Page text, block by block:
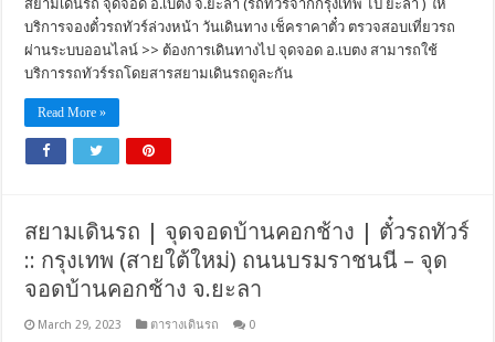
สยามเดินรถ จุดจอด อ.เบตง จ.ยะลา (รถทัวร์จากกรุงเทพ ไป ยะลา ) ให้
บริการจองตั๋วรถทัวร์ล่วงหน้า วันเดินทาง เช็คราคาตั๋ว ตรวจสอบเที่ยวรถ
ผ่านระบบออนไลน์ >> ต้องการเดินทางไป จุดจอด อ.เบตง สามารถใช้
บริการรถทัวร์รถโดยสารสยามเดินรถดูละกัน
Read More »
สยามเดินรถ | จุดจอดบ้านคอกช้าง | ตั๋วรถทัวร์
:: กรุงเทพ (สายใต้ใหม่) ถนนบรมราชนนี – จุด
จอดบ้านคอกช้าง จ.ยะลา
March 29, 2023 ตารางเดินรถ 0